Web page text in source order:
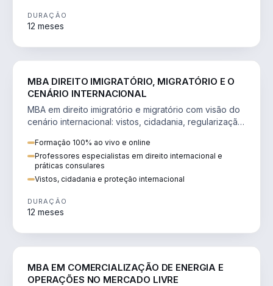
DURAÇÃO
12 meses
MBA DIREITO IMIGRATÓRIO, MIGRATÓRIO E O
CENÁRIO INTERNACIONAL
MBA em direito imigratório e migratório com visão do
cenário internacional: vistos, cidadania, regularização
Formação 100% ao vivo e online
Professores especialistas em direito internacional e
práticas consulares
Vistos, cidadania e proteção internacional
DURAÇÃO
12 meses
MBA EM COMERCIALIZAÇÃO DE ENERGIA E
OPERAÇÕES NO MERCADO LIVRE